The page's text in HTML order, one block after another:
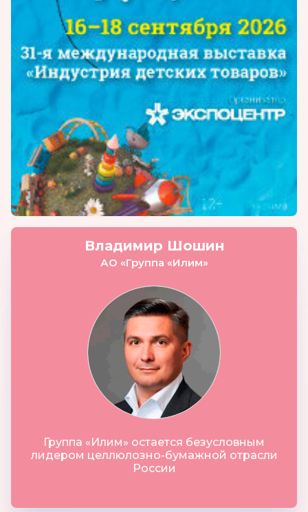
Владимир Шошин
АО «Группа «Илим»
Группа «Илим» остается безусловным
лидером целлюлозно-бумажной отрасли
России